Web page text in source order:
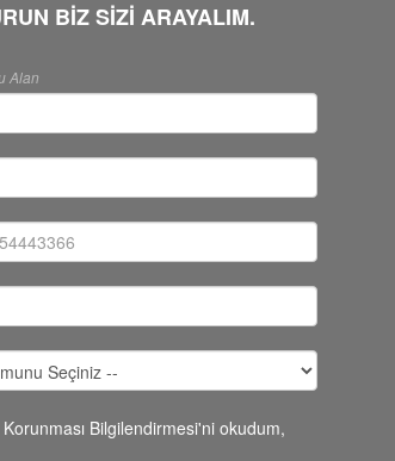
BİZ SİZİ ARAYALIM.
Alan
Bilgilendirmesi'ni okudum,